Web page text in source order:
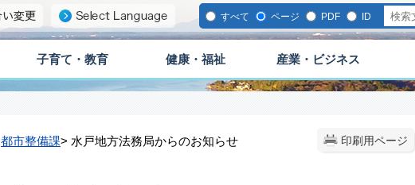
すべて ページ PDF ID
子育て・教育 健康・福祉 産業・ビジネス
印刷用ページ
都市整備課> 水戸地方法務局からのお知らせ